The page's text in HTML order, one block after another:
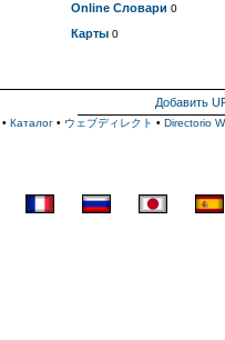
Online Словари 0
Карты 0
Добавить
• Каталог • ウェブディレクト • Directorio